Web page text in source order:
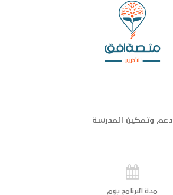
دعم وتمكين المدرسة
مدة البرنامج يوم